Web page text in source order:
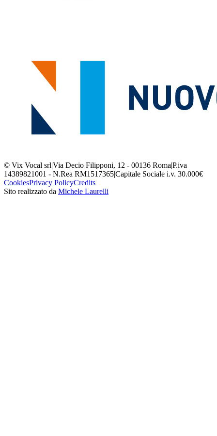
© Vix Vocal srl|Via Decio Filipponi, 12 - 00136 Roma|P.iva
14389821001 - N.Rea RM1517365|Capitale Sociale i.v. 30.000€
CookiesPrivacy PolicyCredits
Sito realizzato da Michele Laurelli